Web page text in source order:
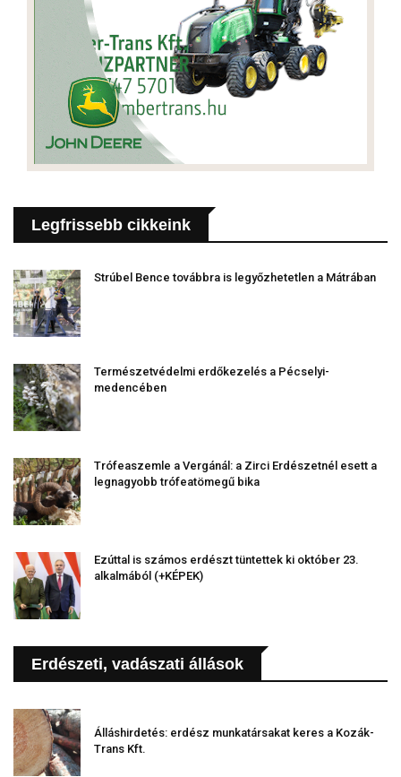
Legfrissebb cikkeink
Strúbel Bence továbbra is legyőzhetetlen a Mátrában
Természetvédelmi erdőkezelés a Pécselyi-
medencében
Trófeaszemle a Vergánál: a Zirci Erdészetnél esett a
legnagyobb trófeatömegű bika
Ezúttal is számos erdészt tüntettek ki október 23.
alkalmából (+KÉPEK)
Erdészeti, vadászati állások
Álláshirdetés: erdész munkatársakat keres a Kozák-
Trans Kft.